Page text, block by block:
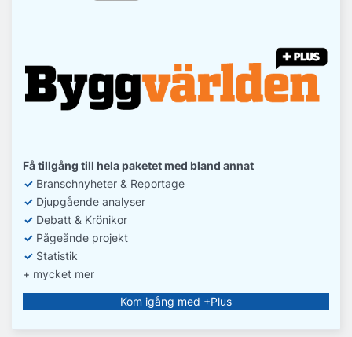
Få tillgång till hela paketet med bland annat
✓ Branschnyheter & Reportage
✓ Djupgående analyser
✓ Debatt & Krönikor
✓ Pågeånde projekt
✓ Statistik
+ mycket mer
Kom igång med +Plus